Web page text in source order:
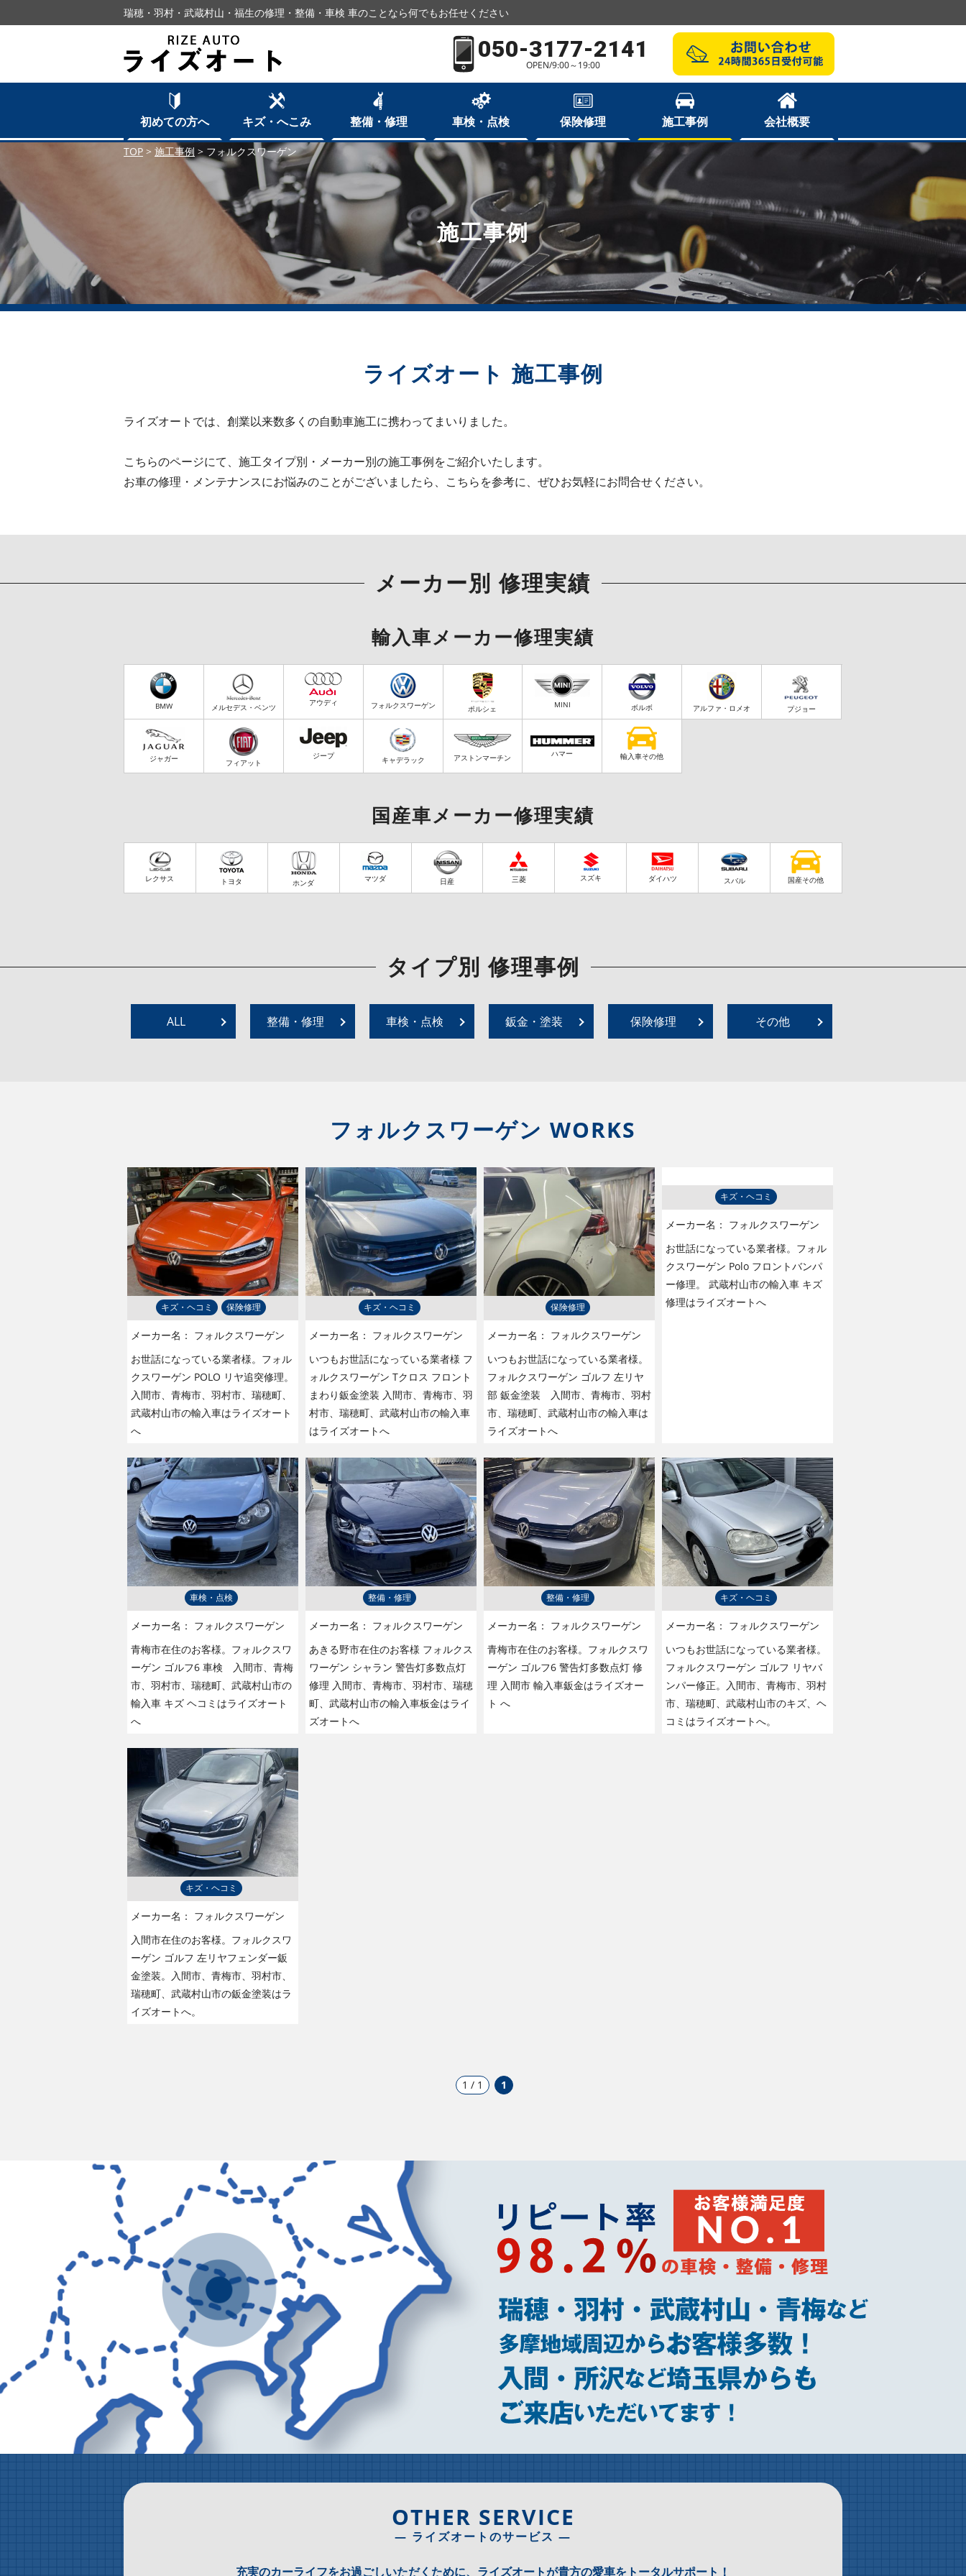
瑞穂・羽村・武蔵村山・福生の修理・整備・車検 車のことなら何でもお任せください
050-3177-2141
OPEN/9:00～19:00
初めての方へ キズ・へこみ 整備・修理 車検・点検 保険修理 施工事例 会社概要
TOP > 施工事例 > フォルクスワーゲン
施工事例
ライズオート 施工事例
ライズオートでは、創業以来数多くの自動車施工に携わってまいりました。
こちらのページにて、施工タイプ別・メーカー別の施工事例をご紹介いたします。
お車の修理・メンテナンスにお悩みのことがございましたら、こちらを参考に、ぜひお気軽にお問合せください。
メーカー別 修理実績
輸入車メーカー修理実績
BMW メルセデス・ベンツ アウディ フォルクスワーゲン ポルシェ MINI ボルボ アルファ・ロメオ プジョー
ジャガー フィアット
ジープ キャデラック アストンマーチン ハマー 輸入車その他
国産車メーカー修理実績
レクサス トヨタ ホンダ マツダ 日産 三菱 スズキ ダイハツ スバル 国産その他
タイプ別 修理事例
ALL 整備・修理 車検・点検 鈑金・塗装 保険修理 その他
フォルクスワーゲン WORKS
キズ・ヘコミ 保険修理
メーカー名： フォルクスワーゲン
お世話になっている業者様。フォル
クスワーゲン POLO リヤ追突修理。
入間市、青梅市、羽村市、瑞穂町、
武蔵村山市の輸入車はライズオート
へ
キズ・ヘコミ
メーカー名： フォルクスワーゲン
いつもお世話になっている業者様 フ
ォルクスワーゲン Tクロス フロント
まわり鈑金塗装 入間市、青梅市、羽
村市、瑞穂町、武蔵村山市の輸入車
はライズオートへ
保険修理
メーカー名： フォルクスワーゲン
いつもお世話になっている業者様。
フォルクスワーゲン ゴルフ 左リヤ
部 鈑金塗装 入間市、青梅市、羽村
市、瑞穂町、武蔵村山市の輸入車は
ライズオートへ
キズ・ヘコミ
メーカー名： フォルクスワーゲン
お世話になっている業者様。フォル
クスワーゲン Polo フロントバンパ
ー修理。 武蔵村山市の輸入車 キズ
修理はライズオートへ
車検・点検
メーカー名： フォルクスワーゲン
青梅市在住のお客様。フォルクスワ
ーゲン ゴルフ6 車検 入間市、青梅
市、羽村市、瑞穂町、武蔵村山市の
輸入車 キズ ヘコミはライズオート
へ
整備・修理
メーカー名： フォルクスワーゲン
あきる野市在住のお客様 フォルクス
ワーゲン シャラン 警告灯多数点灯
修理 入間市、青梅市、羽村市、瑞穂
町、武蔵村山市の輸入車板金はライ
ズオートへ
整備・修理
メーカー名： フォルクスワーゲン
青梅市在住のお客様。フォルクスワ
ーゲン ゴルフ6 警告灯多数点灯 修
理 入間市 輸入車鈑金はライズオー
ト へ
キズ・ヘコミ
メーカー名： フォルクスワーゲン
いつもお世話になっている業者様。
フォルクスワーゲン ゴルフ リヤバ
ンパー修正。入間市、青梅市、羽村
市、瑞穂町、武蔵村山市のキズ、ヘ
コミはライズオートへ。
キズ・ヘコミ
メーカー名： フォルクスワーゲン
入間市在住のお客様。フォルクスワ
ーゲン ゴルフ 左リヤフェンダー鈑
金塗装。入間市、青梅市、羽村市、
瑞穂町、武蔵村山市の鈑金塗装はラ
イズオートへ。
1 / 1 1
OTHER SERVICE
― ライズオートのサービス ―
充実のカーライフをお過ごしいただくために、ライズオートが貴方の愛車をトータルサポート！